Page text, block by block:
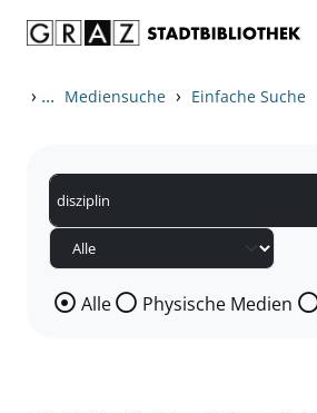
› ... Mediensuche › Einfache Suche
Wählen Sie die Medienart
Alle Physische Medien